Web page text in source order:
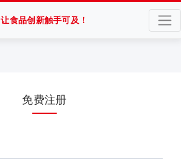
让食品创新触手可及！
免费注册